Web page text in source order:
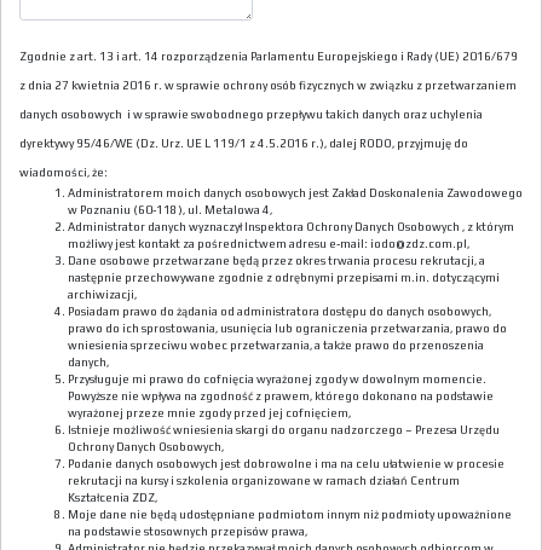
Zgodnie z art. 13 i art. 14 rozporządzenia Parlamentu Europejskiego i Rady (UE) 2016/679
z dnia 27 kwietnia 2016 r. w sprawie ochrony osób fizycznych w związku z przetwarzaniem
danych osobowych i w sprawie swobodnego przepływu takich danych oraz uchylenia
dyrektywy 95/46/WE (Dz. Urz. UE L 119/1 z 4.5.2016 r.), dalej RODO, przyjmuję do
wiadomości, że:
Administratorem moich danych osobowych jest Zakład Doskonalenia Zawodowego
w Poznaniu (60-118), ul. Metalowa 4,
Administrator danych wyznaczył Inspektora Ochrony Danych Osobowych , z którym
możliwy jest kontakt za pośrednictwem adresu e-mail: iodo@zdz.com.pl,
Dane osobowe przetwarzane będą przez okres trwania procesu rekrutacji, a
następnie przechowywane zgodnie z odrębnymi przepisami m.in. dotyczącymi
archiwizacji,
Posiadam prawo do żądania od administratora dostępu do danych osobowych,
prawo do ich sprostowania, usunięcia lub ograniczenia przetwarzania, prawo do
wniesienia sprzeciwu wobec przetwarzania, a także prawo do przenoszenia
danych,
Przysługuje mi prawo do cofnięcia wyrażonej zgody w dowolnym momencie.
Powyższe nie wpływa na zgodność z prawem, którego dokonano na podstawie
wyrażonej przeze mnie zgody przed jej cofnięciem,
Istnieje możliwość wniesienia skargi do organu nadzorczego – Prezesa Urzędu
Ochrony Danych Osobowych,
Podanie danych osobowych jest dobrowolne i ma na celu ułatwienie w procesie
rekrutacji na kursy i szkolenia organizowane w ramach działań Centrum
Kształcenia ZDZ,
Moje dane nie będą udostępniane podmiotom innym niż podmioty upoważnione
na podstawie stosownych przepisów prawa,